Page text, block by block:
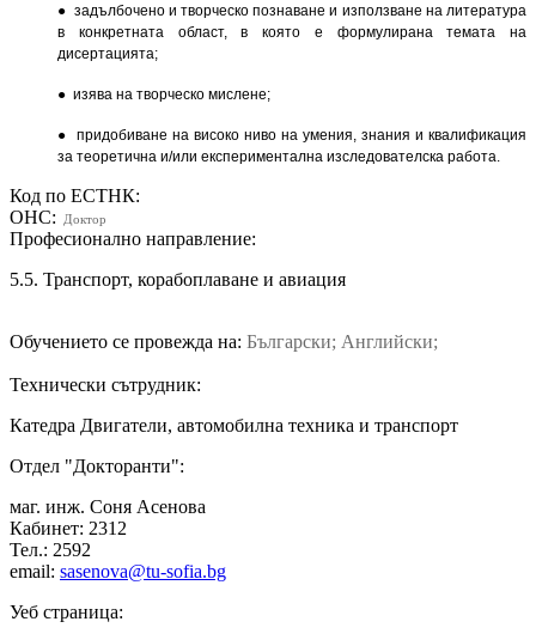
● задълбочено и творческо познаване и използване на литература
в конкретната област, в която е формулирана темата на
дисертацията;
● изява на творческо мислене;
● придобиване на високо ниво на умения, знания и квалификация
за теоретична и/или експеримен­тална изследователска работа.
Код по ЕСТНК:
ОНС:
Доктор
Професионално направление:
5.5. Транспорт, корабоплаване и авиация
Обучението се провежда на: Български; Английски;
Технически сътрудник:
Катедра Двигатели, автомобилна техника и транспорт
Отдел "Докторанти":
маг. инж. Соня Асенова
Кабинет: 2312
Тел.: 2592
email: sasenova@tu-sofia.bg
Уеб страница: